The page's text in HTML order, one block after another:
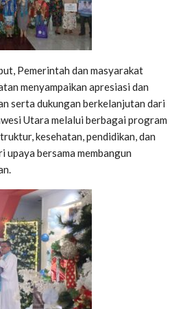
Pemerintah dan masyarakat
menyampaikan apresiasi dan
serta dukungan berkelanjutan dari
Utara melalui berbagai program
kesehatan, pendidikan, dan
upaya bersama membangun